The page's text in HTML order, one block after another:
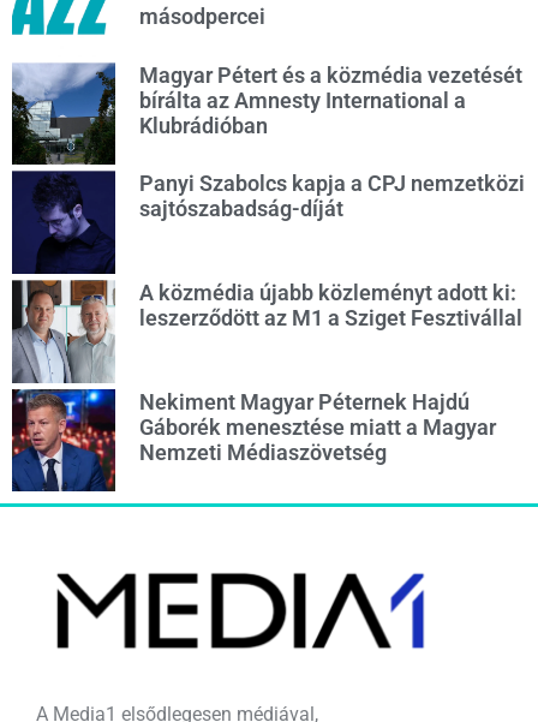
másodpercei
Magyar Pétert és a közmédia vezetését
bírálta az Amnesty International a
Klubrádióban
Panyi Szabolcs kapja a CPJ nemzetközi
sajtószabadság-díját
A közmédia újabb közleményt adott ki:
leszerződött az M1 a Sziget Fesztivállal
Nekiment Magyar Péternek Hajdú
Gáborék menesztése miatt a Magyar
Nemzeti Médiaszövetség
A Media1 elsődlegesen médiával,